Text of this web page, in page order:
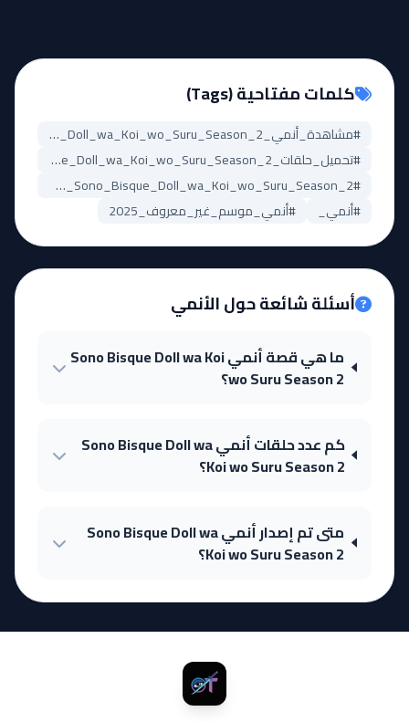
كلمات مفتاحية (Tags)
#مشاهدة_أنمي_Sono_Bisque_Doll_wa_Koi_wo_Suru_Season_2
#تحميل_حلقات_Sono_Bisque_Doll_wa_Koi_wo_Suru_Season_2
#Sono_Bisque_Doll_wa_Koi_wo_Suru_Season_2_مترجم
#أنمي_
#أنمي_موسم_غير_معروف_2025
أسئلة شائعة حول الأنمي
ما هي قصة أنمي Sono Bisque Doll wa Koi
wo Suru Season 2؟
كم عدد حلقات أنمي Sono Bisque Doll wa
Koi wo Suru Season 2؟
متى تم إصدار أنمي Sono Bisque Doll wa
Koi wo Suru Season 2؟